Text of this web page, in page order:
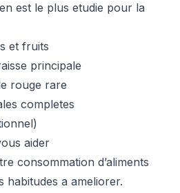
est le plus etudie pour la
et fruits
principale
rouge rare
completes
aider
consommation d’aliments
habitudes a ameliorer.